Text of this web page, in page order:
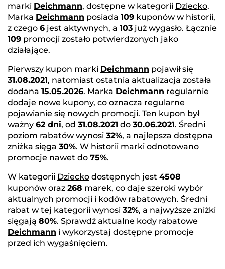
marki Deichmann, dostępne w kategorii Dziecko.
Marka Deichmann posiada 109 kuponów w historii,
z czego 6 jest aktywnych, a 103 już wygasło. Łącznie
109 promocji zostało potwierdzonych jako
działające.
Pierwszy kupon marki Deichmann pojawił się
31.08.2021, natomiast ostatnia aktualizacja została
dodana 15.05.2026. Marka Deichmann regularnie
dodaje nowe kupony, co oznacza regularne
pojawianie się nowych promocji. Ten kupon był
ważny 62 dni, od 31.08.2021 do 30.06.2021. Średni
poziom rabatów wynosi 32%, a najlepsza dostępna
zniżka sięga 30%. W historii marki odnotowano
promocje nawet do 75%.
W kategorii Dziecko dostępnych jest 4508
kuponów oraz 268 marek, co daje szeroki wybór
aktualnych promocji i kodów rabatowych. Średni
rabat w tej kategorii wynosi 32%, a najwyższe zniżki
sięgają 80%. Sprawdź aktualne kody rabatowe
Deichmann i wykorzystaj dostępne promocje
przed ich wygaśnięciem.